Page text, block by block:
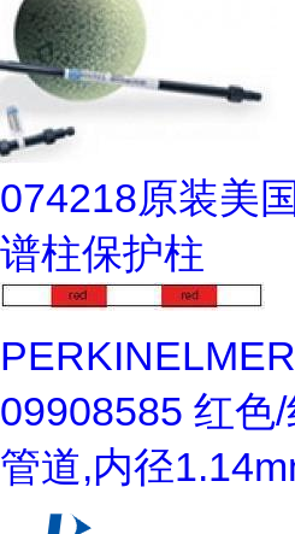
074218原装美
谱柱保护柱
09908585 红色
管道,内径